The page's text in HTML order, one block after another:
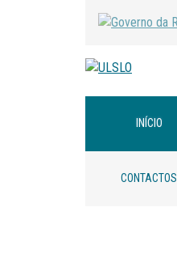
INÍCIO
CONTACTOS